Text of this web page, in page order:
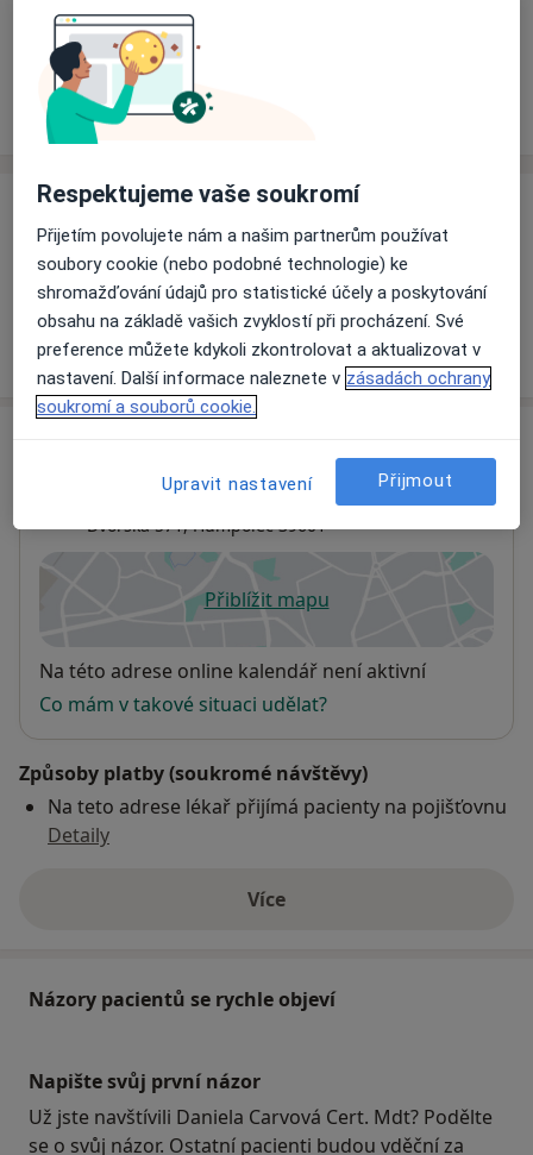
Rezervovat termín
Ceník Adresy
Ceník
Informace o službách a cenách nejsou k dispozici
Tento specialista ještě nepřidával žádné informace o
svých službách.
BIOCENTRUM P s.r.o. - fyzioterapeut
Dvorská 571, Humpolec39601
Přiblížit mapuse otevře v nové záložce
Dostupnost
Na této adrese online kalendář není aktivní
Co mám v takové situaci udělat?
Způsoby platby (soukromé návštěvy)
Na teto adrese lékař přijímá pacienty na pojišťovnu
Detaily
Víceo adrese
Názory pacientů se rychle objeví
Napište svůj první názor
Už jste navštívili Daniela Carvová Cert. Mdt? Podělte
se o svůj názor. Ostatní pacienti budou vděční za
Respektujeme vaše soukromí
Přijetím povolujete nám a našim partnerům používat
soubory cookie (nebo podobné technologie) ke
shromažďování údajů pro statistické účely a poskytování
obsahu na základě vašich zvyklostí při procházení. Své
preference můžete kdykoli zkontrolovat a aktualizovat v
nastavení. Další informace naleznete v zásadách ochrany
soukromí a souborů cookie.
Upravit nastavení Přijmout